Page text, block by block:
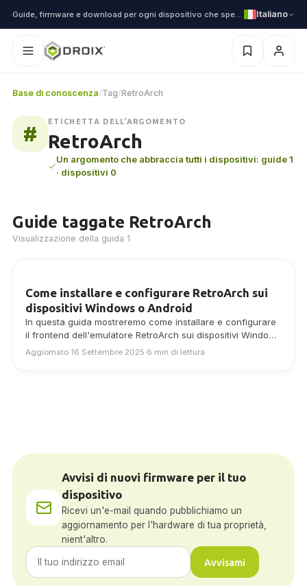
Italiano
Base di conoscenza/Tag/RetroArch
#
ETICHETTA DELL'ARGOMENTO
RetroArch
Un argomento che abbraccia tutti i dispositivi: guide 1
· dispositivi 0
Guide taggate RetroArch
Visualizzazione della guida 1
Come installare e configurare RetroArch sui
dispositivi Windows o Android
In questa guida mostreremo come installare e configurare
il frontend dell'emulatore RetroArch sui dispositivi Windows
e Android.
Aggiornato 16 Settembre 2025·6 min di lettura
Avvisi di nuovi firmware per il tuo
dispositivo
Ricevi un'e-mail quando pubblichiamo un
aggiornamento per l'hardware di tua proprietà,
nient'altro.
Avvisami